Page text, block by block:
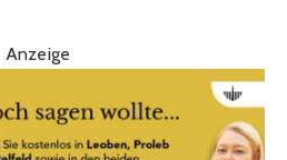
Anzeige